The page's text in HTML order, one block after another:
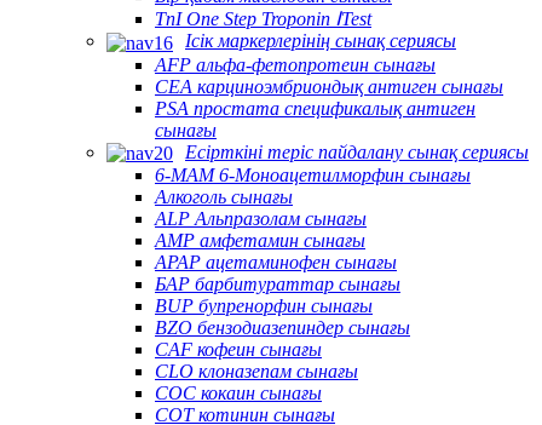
TnI One Step Troponin ⅠTest
Ісік маркерлерінің сынақ сериясы
AFP альфа-фетопротеин сынағы
CEA карциноэмбриондық антиген сынағы
PSA простата спецификалық антиген
сынағы
Есірткіні теріс пайдалану сынақ сериясы
6-MAM 6-Моноацетилморфин сынағы
Алкоголь сынағы
ALP Альпразолам сынағы
AMP амфетамин сынағы
APAP ацетаминофен сынағы
БАР барбитураттар сынағы
BUP бупренорфин сынағы
BZO бензодиазепиндер сынағы
CAF кофеин сынағы
CLO клоназепам сынағы
COC кокаин сынағы
COT котинин сынағы